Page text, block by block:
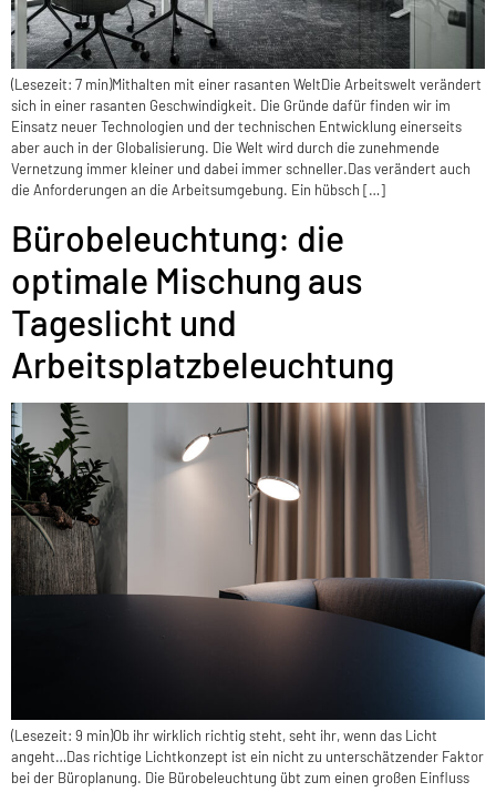
(Lesezeit: 7 min)Mithalten mit einer rasanten WeltDie Arbeitswelt verändert
sich in einer rasanten Geschwindigkeit. Die Gründe dafür finden wir im
Einsatz neuer Technologien und der technischen Entwicklung einerseits
aber auch in der Globalisierung. Die Welt wird durch die zunehmende
Vernetzung immer kleiner und dabei immer schneller.Das verändert auch
die Anforderungen an die Arbeitsumgebung. Ein hübsch […]
Bürobeleuchtung: die
optimale Mischung aus
Tageslicht und
Arbeitsplatzbeleuchtung
(Lesezeit: 9 min)Ob ihr wirklich richtig steht, seht ihr, wenn das Licht
angeht…Das richtige Lichtkonzept ist ein nicht zu unterschätzender Faktor
bei der Büroplanung. Die Bürobeleuchtung übt zum einen großen Einfluss